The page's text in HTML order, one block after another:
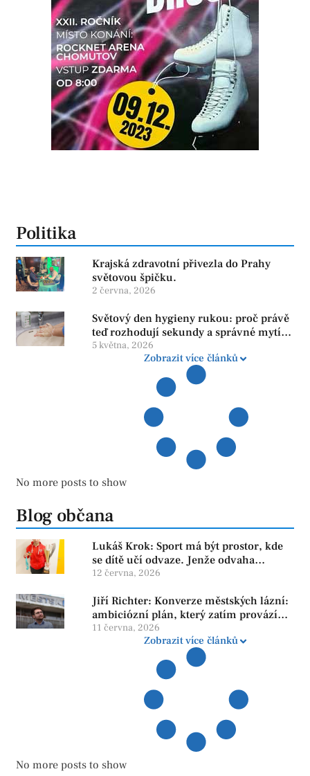
Politika
Krajská zdravotní přivezla do Prahy
světovou špičku.
2 června, 2026
Světový den hygieny rukou: proč právě
teď rozhodují sekundy a správné mytí
rukou
5 května, 2026
Zobrazit více článků
No more posts to show
Blog občana
Lukáš Krok: Sport má být prostor, kde
se dítě učí odvaze. Jenže odvaha
neroste tam, kde se bojí udělat chybu.
12 června, 2026
Jiří Richter: Konverze městských lázní:
ambiciózní plán, který zatím provází
více otazníků než jistot
11 června, 2026
Zobrazit více článků
No more posts to show